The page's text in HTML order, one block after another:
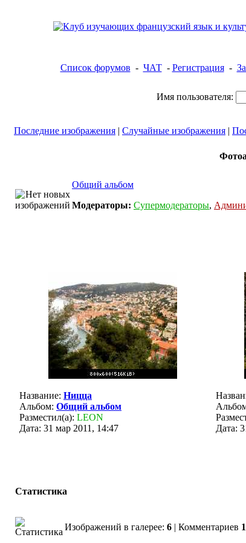
Список форумов - ЧАТ- Регистрация-
Имя пользователя:
Последние изображения | Случайные изображения |
Общий альбом
Модераторы: Супермодераторы,
Название: Ницца
Альбом: Общий альбом
Разместил(а): LEON
Дата: 31 мар 2011, 14:47
Дата:
Статистика
Изображений в галерее: 6 | Комментариев